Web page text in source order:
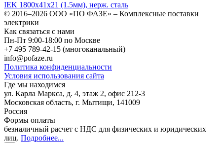
IEK 1800х41х21 (1.5мм), нерж. сталь
© 2016–2026 ООО «ПО ФАЗЕ» – Комплексные поставки
электрики
Как связаться с нами
Пн-Пт 9:00-18:00 по Москве
+7 495 789-42-15 (многоканальный)
info@pofaze.ru
Политика конфиденциальности
Условия использования сайта
Где мы находимся
ул. Карла Маркса, д. 4, этаж 2, офис 212-3
Московская область, г. Мытищи, 141009
Россия
Формы оплаты
безналичный расчет с НДС для физических и юридических
лиц. Подробнее...